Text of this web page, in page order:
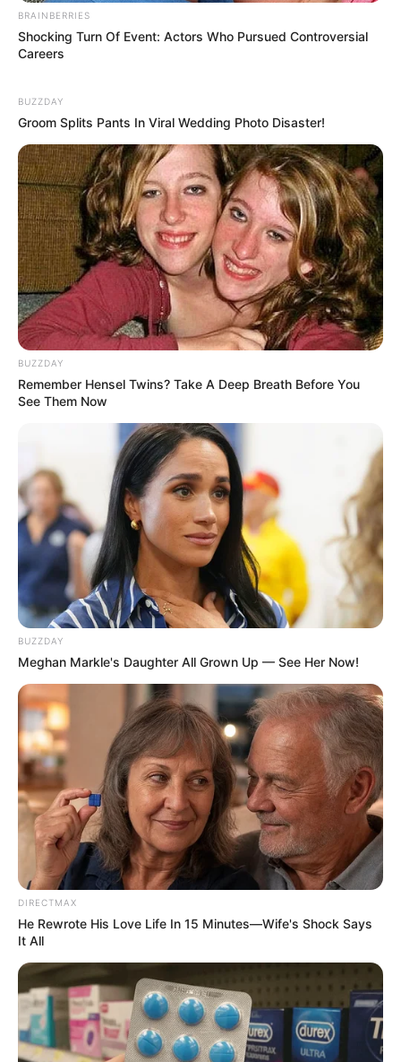
4. Kalau yang ini cukup menggunakan renda baju,
cukup pasang pada semua bagian agar terlihat
menarik
(foto: reddit/elephantsgraveyard)
5. Kalau jago gambar, coba deh untuk menggambar
karakter yang kamu suka. Jadi lebih percaya diri
kan?
(foto: reddit/enterkitten)
bisa jadi pilihan agar terlihat lebih estetik saat
dipakai
BRAINBERRIES
Shocking Turn Of Event: Actors Who Pursued Controversial
Careers
BUZZDAY
Groom Splits Pants In Viral Wedding Photo Disaster!
BUZZDAY
Remember Hensel Twins? Take A Deep Breath Before You
See Them Now
BUZZDAY
Meghan Markle's Daughter All Grown Up — See Her Now!
DIRECTMAX
He Rewrote His Love Life In 15 Minutes—Wife's Shock Says
It All